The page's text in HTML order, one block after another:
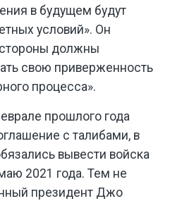
в будущем будут
условий». Он
стороны должны
свою приверженность
процесса».
прошлого года
с талибами, в
вывести войска
2021 года. Тем не
президент Джо